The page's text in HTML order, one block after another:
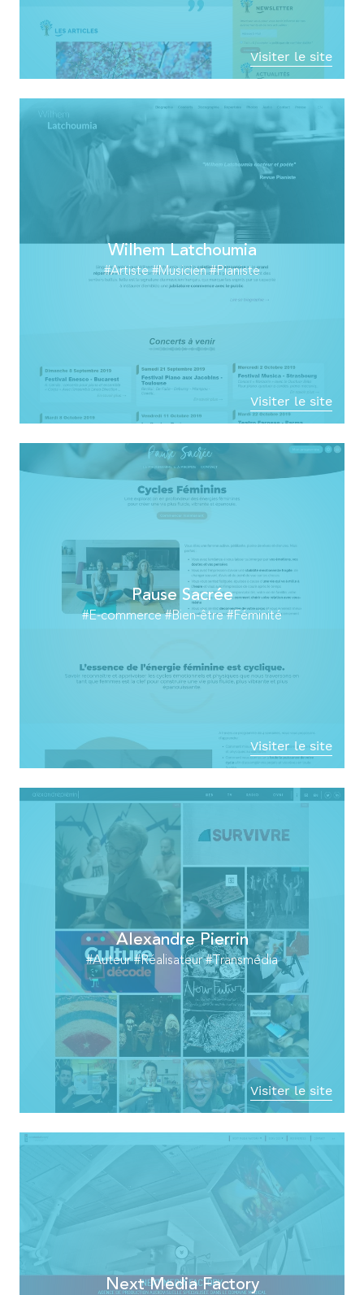
Visiter le site
Wilhem Latchoumia
#Artiste #Musicien #Pianiste
Visiter le site
Pause Sacrée
#E-commerce #Bien-être #Féminité
Visiter le site
Alexandre Pierrin
#Auteur #Réalisateur #Transmédia
Visiter le site
Next Media Factory